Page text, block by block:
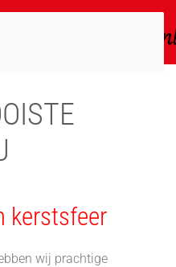
kerstsfeer
wij prachtige